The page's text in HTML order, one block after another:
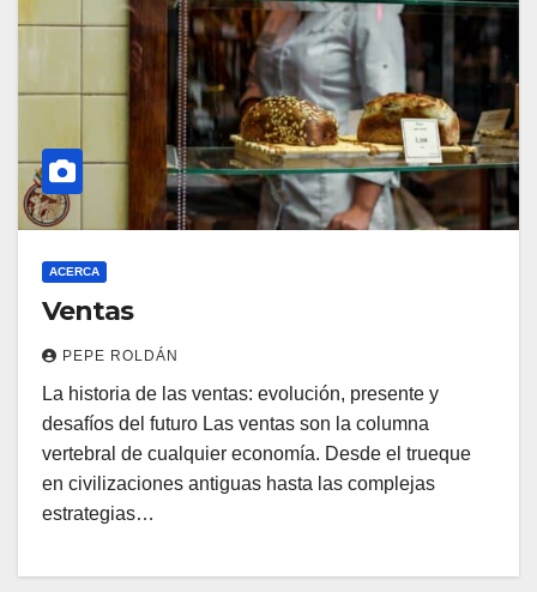
ACERCA
Ventas
PEPE ROLDÁN
La historia de las ventas: evolución, presente y
desafíos del futuro Las ventas son la columna
vertebral de cualquier economía. Desde el trueque
en civilizaciones antiguas hasta las complejas
estrategias…